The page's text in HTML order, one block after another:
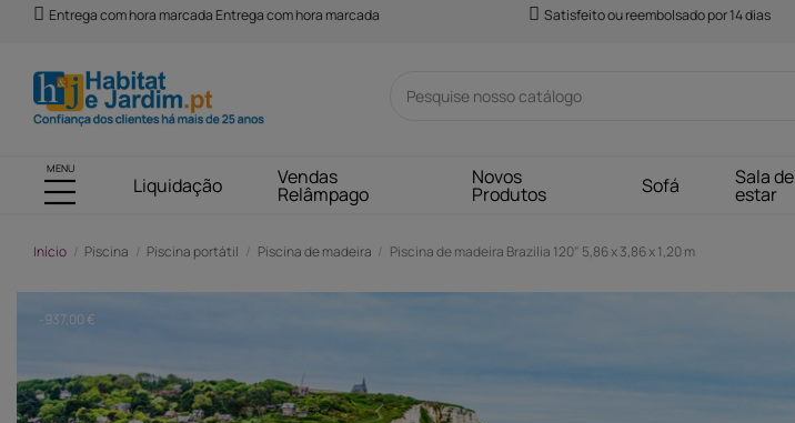
Entrega com hora marcada Entrega com hora marcada Satisfeito ou reembolsado por 14 dias
MENU
Liquidação Vendas
Relâmpago
Novos
Produtos Sofá Sala de
estar
Início Piscina Piscina portátil Piscina de madeira Piscina de madeira Brazilia 120" 5,86 x 3,86 x 1,20 m
-937,00 €